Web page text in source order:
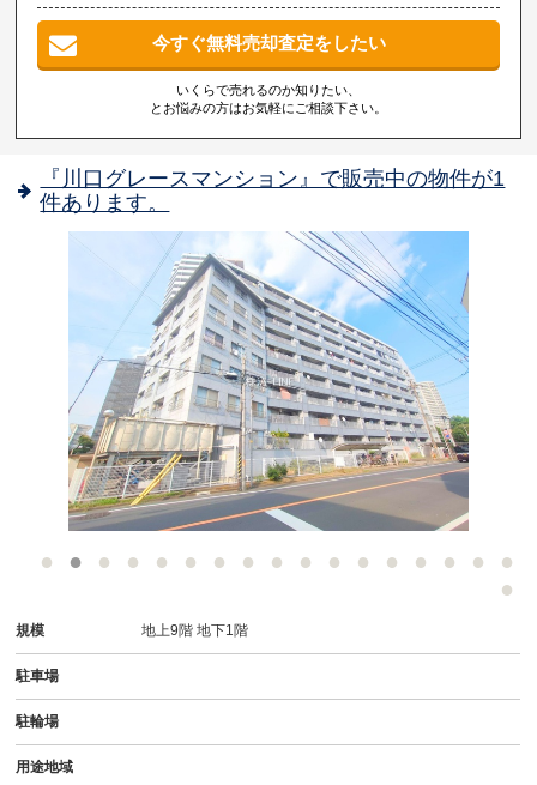
今すぐ無料売却査定をしたい
いくらで売れるのか知りたい、
とお悩みの方はお気軽にご相談下さい。
『川口グレースマンション』で販売中の物件が1
件あります。
規模 地上9階 地下1階
駐車場
駐輪場
用途地域